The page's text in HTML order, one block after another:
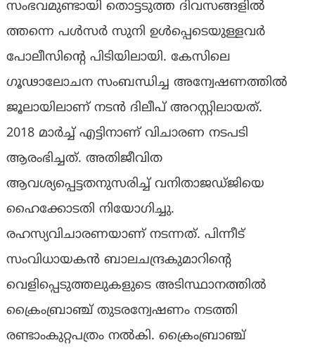
സംഭവമുണ്ടായി തൊട്ടടുത്ത ദിവസങ്ങളില്‍
ത്തന്നെ പള്‍സര്‍ സുനി ഉള്‍പ്പെടെയുള്ളവര്‍
പോലീസിന്റെ പിടിയിലായി. കേസിലെ
ഗൂഢാലോചന സംബന്ധിച്ച അന്വേഷണത്തില്‍
ജൂലായിലാണ് നടന്‍ ദിലീപ് അറസ്റ്റിലായത്.
2018 മാര്‍ച്ച് എട്ടിനാണ് വിചാരണ നടപടി
ആരംഭിച്ചത്. അതിജീവിത
ആവശ്യപ്പെട്ടതനുസരിച്ച് വനിതാജഡ്ജിയെ
ഹൈക്കോടതി നിയോഗിച്ചു.
രഹസ്യവിചാരണയാണ് നടന്നത്. പിന്നീട്
സംവിധായകന്‍ ബാലചന്ദ്രകുമാറിന്റെ
വെളിപ്പെടുത്തലുകളുടെ അടിസ്ഥാനത്തില്‍
ക്രൈംബ്രാഞ്ച് തുടരന്വേഷണം നടത്തി
രണ്ടാംകുറ്റപത്രം നല്‍കി. ക്രൈംബ്രാഞ്ച്